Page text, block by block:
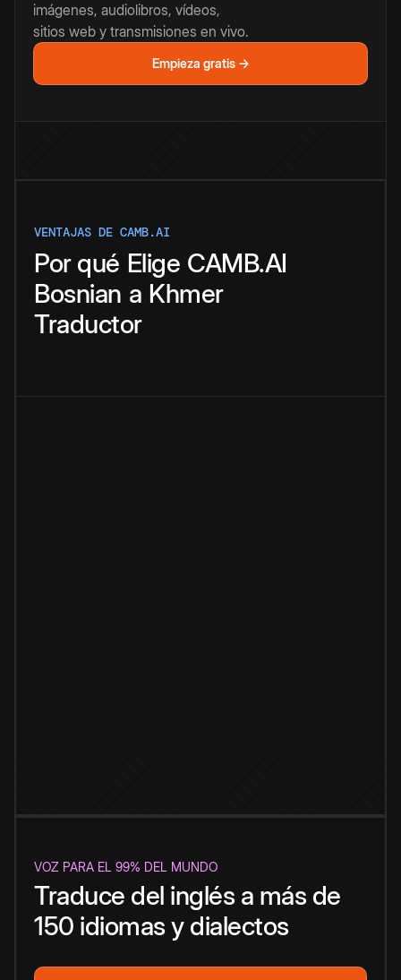
imágenes, audiolibros, vídeos,
sitios web y transmisiones en vivo.
Empieza gratis →
VENTAJAS DE CAMB.AI
Por qué Elige CAMB.AI
Bosnian a Khmer
Traductor
VOZ PARA EL 99% DEL MUNDO
Traduce del inglés a más de
150 idiomas y dialectos